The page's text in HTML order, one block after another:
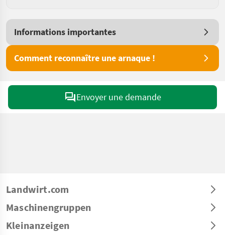
Informations importantes
Comment reconnaître une arnaque !
Envoyer une demande
Landwirt.com
Maschinengruppen
Kleinanzeigen